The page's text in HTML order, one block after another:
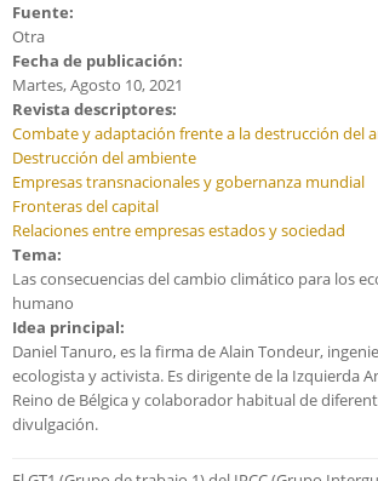
Fuente:
Otra
Fecha de publicación:
Martes, Agosto 10, 2021
Revista descriptores:
Combate y adaptación frente a la destrucción del
Destrucción del ambiente
Empresas transnacionales y gobernanza mundial
Fronteras del capital
Relaciones entre empresas estados y sociedad
Tema:
Las consecuencias del cambio climático para los
humano
Idea principal:
Daniel Tanuro, es la firma de Alain Tondeur,
ecologista y activista. Es dirigente de la Izquierda
Reino de Bélgica y colaborador habitual de
divulgación.